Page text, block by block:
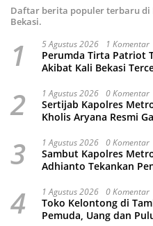
Daftar berita populer terbaru di
Bekasi.
1 5 Agustus 2026 1 Komentar
Perumda Tirta Patriot
Akibat Kali Bekasi
2 1 Agustus 2026 0 Komentar
Sertijab Kapolres
Kholis Aryana Resmi
3 1 Agustus 2026 0 Komentar
Sambut Kapolres
Adhianto Tekankan
4 1 Agustus 2026 0 Komentar
Toko Kelontong di
Pemuda, Uang dan